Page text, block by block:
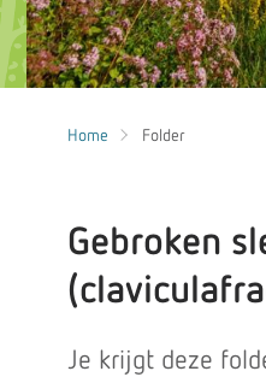
Home Folder
Gebroken
Je krijgt deze